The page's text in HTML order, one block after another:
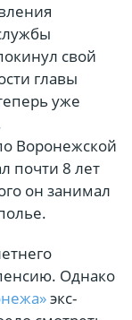
свой
главы
уже
Воронежской
почти 8 лет
он занимал
Однако
экс-